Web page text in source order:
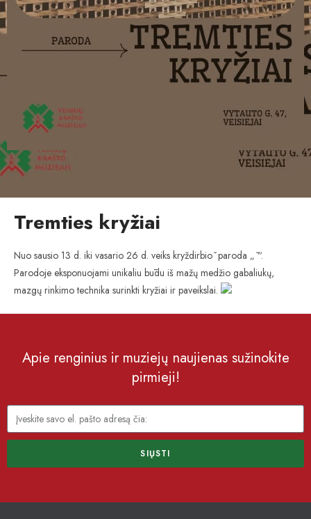
Tremties kryžiai
Nuo sausio 13 d. iki vasario 26 d. veiks kryždirbio ̌ paroda „ ̌“.
Parodoje eksponuojami unikaliu būdu iš mažų medžio gabaliukų,
mazgų rinkimo technika surinkti kryžiai ir paveikslai.
Apie renginius ir muziejų naujienas sužinokite
pirmieji!
SIŲSTI